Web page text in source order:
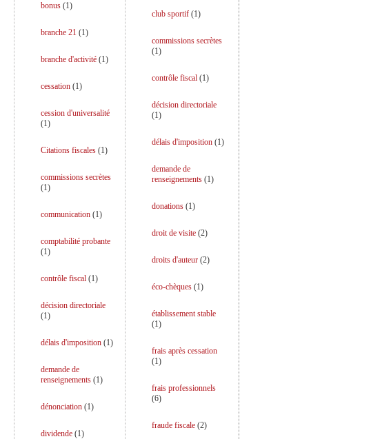
bonus(1)
branche 21 (1)
branche d'activité(1)
cessation(1)
cession d'universalité
(1)
Citations fiscales(1)
commissions secrètes
(1)
communication(1)
comptabilité probante
(1)
contrôle fiscal(1)
décision directoriale
(1)
délais d'imposition(1)
demande de
renseignements(1)
dénonciation(1)
dividende(1)
club sportif(1)
commissions secrètes
(1)
contrôle fiscal(1)
décision directoriale
(1)
délais d'imposition(1)
demande de
renseignements(1)
donations(1)
droit de visite(2)
droits d'auteur(2)
éco-chèques(1)
établissement stable
(1)
frais après cessation
(1)
frais professionnels
(6)
fraude fiscale(2)